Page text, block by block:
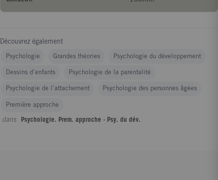
parentalité, Laura Caldironi accompagne futures mamans,
Découvrez également
Psychologie Grandes théories Psychologie du développement
Dessins d’enfants Psychologie de la parentalité
Psychologie de l’attachement Psychologie des personnes âgées
Première approche
dans Psychologie. Prem. approche - Psy. du dév.